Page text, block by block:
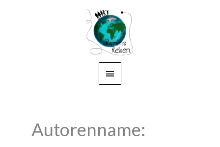
Hauptmenü
Autorenname: